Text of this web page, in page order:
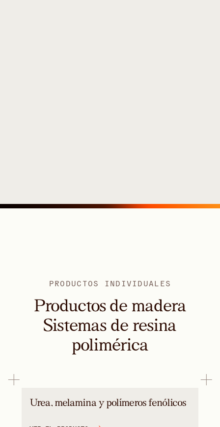
PRODUCTOS INDIVIDUALES
Productos de madera
Sistemas de resina
polimérica
Urea, melamina y polímeros fenólicos